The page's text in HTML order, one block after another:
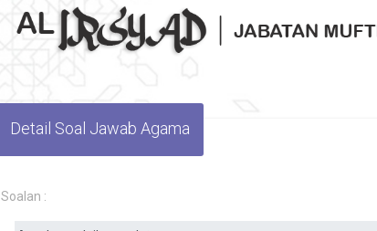
Detail Soal Jawab Agama
Soalan :